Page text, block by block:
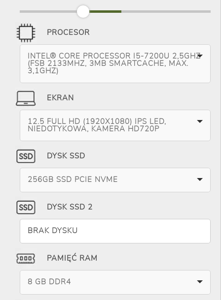
PROCESOR
INTEL® CORE PROCESSOR I5-7200U 2,5GHZ
(FSB 2133MHZ, 3MB SMARTCACHE, MAX.
3,1GHZ)
EKRAN
12.5 FULL HD (1920X1080) IPS LED,
NIEDOTYKOWA, KAMERA HD720P
DYSK SSD
256GB SSD PCIE NVME
DYSK SSD 2
BRAK DYSKU
PAMIĘĆ RAM
8 GB DDR4